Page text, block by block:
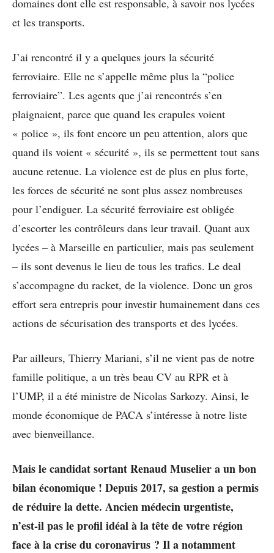
et les transports.
J’ai rencontré il y a quelques jours la sécurité
ferroviaire. Elle ne s’appelle même plus la “police
ferroviaire”. Les agents que j’ai rencontrés s’en
plaignaient, parce que quand les crapules voient
« police », ils font encore un peu attention, alors que
quand ils voient « sécurité », ils se permettent tout sans
aucune retenue. La violence est de plus en plus forte,
les forces de sécurité ne sont plus assez nombreuses
pour l’endiguer. La sécurité ferroviaire est obligée
d’escorter les contrôleurs dans leur travail. Quant aux
lycées – à Marseille en particulier, mais pas seulement
– ils sont devenus le lieu de tous les trafics. Le deal
s’accompagne du racket, de la violence. Donc un gros
effort sera entrepris pour investir humainement dans ces
actions de sécurisation des transports et des lycées.
Par ailleurs, Thierry Mariani, s’il ne vient pas de notre
famille politique, a un très beau CV au RPR et à
l’UMP, il a été ministre de Nicolas Sarkozy. Ainsi, le
monde économique de PACA s’intéresse à notre liste
avec bienveillance.
Mais le candidat sortant Renaud Muselier a un bon
bilan économique ! Depuis 2017, sa gestion a permis
de réduire la dette. Ancien médecin urgentiste,
n’est-il pas le profil idéal à la tête de votre région
face à la crise du coronavirus ? Il a notamment